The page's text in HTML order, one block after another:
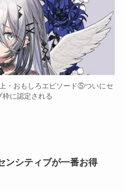
・おもしろエピソード⑤ついにセ
枠に認定される
ンシティブが一番お得